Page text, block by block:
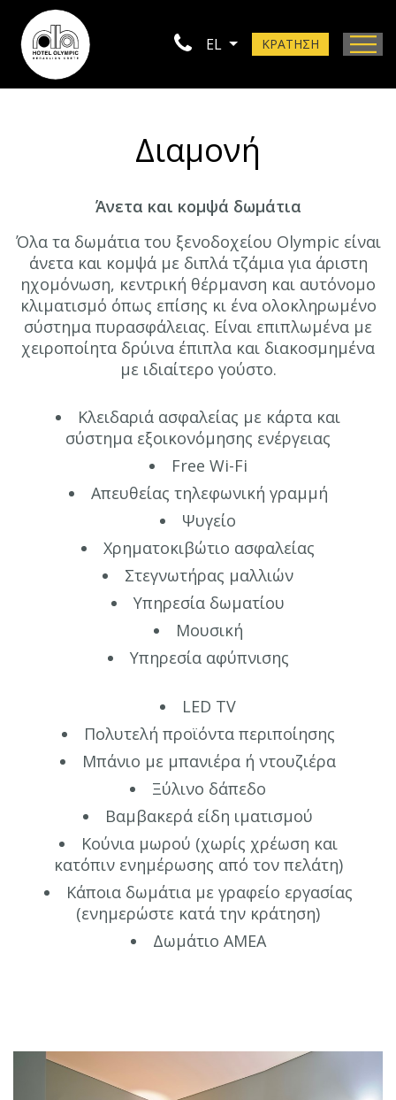
EL ΚΡΑΤΗΣΗ
Φωτογραφίες
Επικοινωνία
Διαμονή
Άνετα και κομψά δωμάτια
Όλα τα δωμάτια του ξενοδοχείου Olympic είναι
άνετα και κομψά με διπλά τζάμια για άριστη
ηχομόνωση, κεντρική θέρμανση και αυτόνομο
κλιματισμό όπως επίσης κι ένα ολοκληρωμένο
σύστημα πυρασφάλειας. Είναι επιπλωμένα με
χειροποίητα δρύινα έπιπλα και διακοσμημένα
με ιδιαίτερο γούστο.
Κλειδαριά ασφαλείας με κάρτα και
σύστημα εξοικονόμησης ενέργειας
Free Wi-Fi
Απευθείας τηλεφωνική γραμμή
Ψυγείο
Χρηματοκιβώτιο ασφαλείας
Στεγνωτήρας μαλλιών
Υπηρεσία δωματίου
Μουσική
Υπηρεσία αφύπνισης
LED TV
Πολυτελή προϊόντα περιποίησης
Μπάνιο με μπανιέρα ή ντουζιέρα
Ξύλινο δάπεδο
Βαμβακερά είδη ιματισμού
Κούνια μωρού (χωρίς χρέωση και
κατόπιν ενημέρωσης από τον πελάτη)
Κάποια δωμάτια με γραφείο εργασίας
(ενημερώστε κατά την κράτηση)
Δωμάτιο ΑΜΕΑ